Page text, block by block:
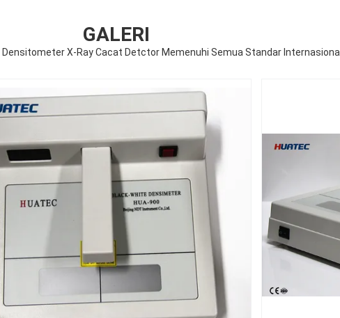
GALERI
X-Ray Cacat Detctor Memenuhi Semua Standar Internasional